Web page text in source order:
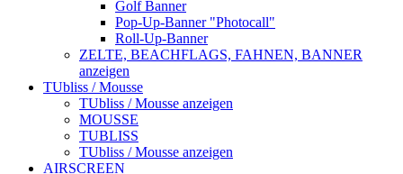
Golf Banner
Pop-Up-Banner "Photocall"
Roll-Up-Banner
ZELTE, BEACHFLAGS, FAHNEN, BANNER
anzeigen
TUbliss / Mousse
TUbliss / Mousse anzeigen
MOUSSE
TUBLISS
TUbliss / Mousse anzeigen
AIRSCREEN